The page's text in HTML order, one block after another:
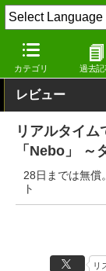
カテゴリ 過去記
窓の杜 オフィス
レビュー
リアルタイ
「Nebo」 ～
28日までは無償
ト
リ